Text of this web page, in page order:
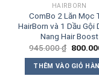
HAIRBORN
ComBo 2 Lăn Mọc
HairBorn và 1 Dầu Gội
Nang Hair Boost
945.000₫ Giá
là:
945.000
THÊM VÀO GIỎ